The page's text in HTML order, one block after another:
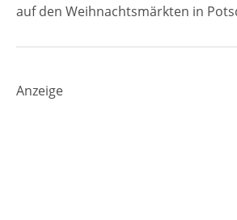
auf den Weihnachtsmärkten in
Anzeige